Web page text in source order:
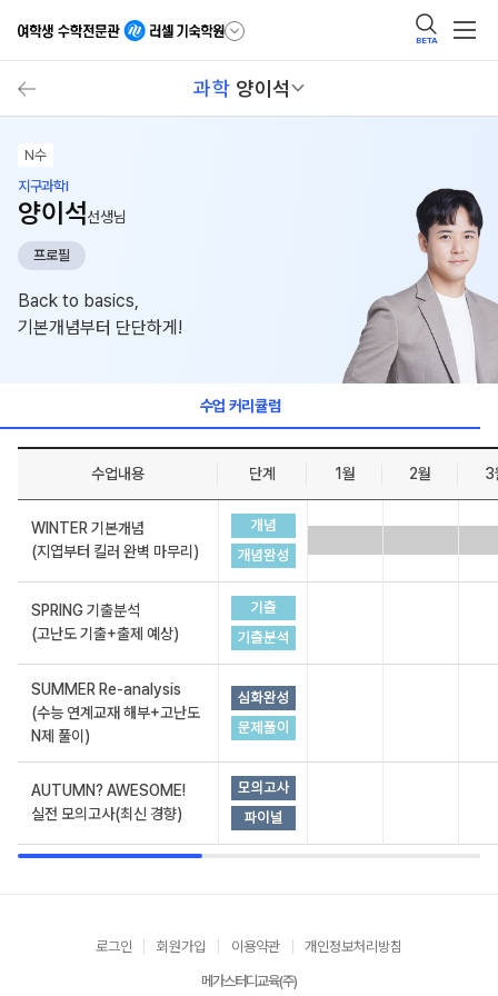
BETA
과학 양이석
N수
지구과학I
양이석선생님
프로필
Back to basics,
기본개념부터 단단하게!
수업 커리큘럼
수업내용 단계 1월 2월 3
WINTER 기본개념
(지엽부터 킬러 완벽 마무리)
SPRING 기출분석
(고난도 기출+출제 예상)
SUMMER Re-analysis
(수능 연계교재 해부+고난도
N제 풀이)
AUTUMN? AWESOME!
실전 모의고사(최신 경향)
로그인 회원가입 이용약관 개인정보처리방침
메가스터디교육(주)